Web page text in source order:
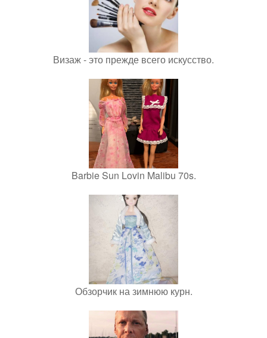
Визаж - это прежде всего искусство.
Barbie Sun Lovin Malibu 70s.
Обзорчик на зимнюю курн.